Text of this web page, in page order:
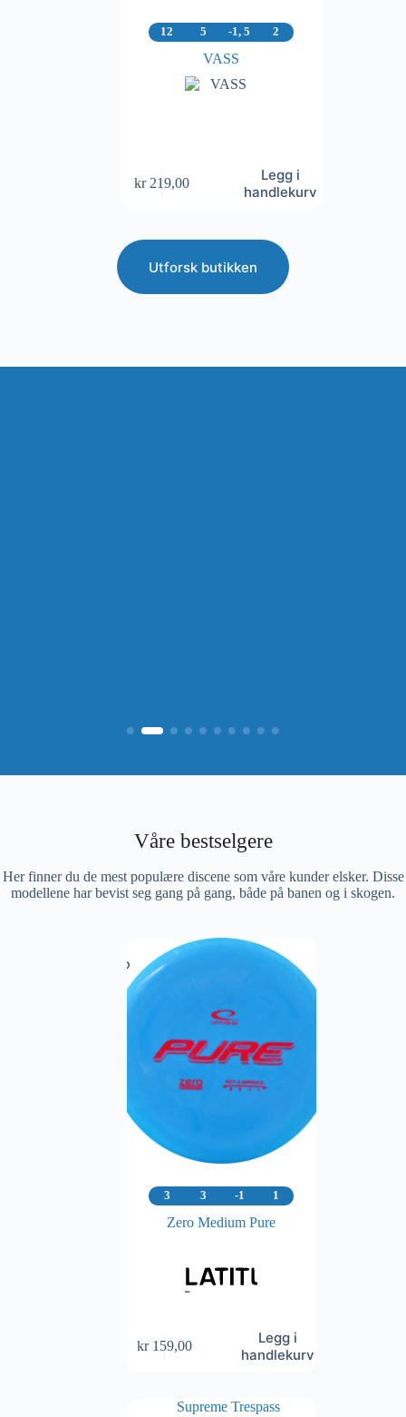
12 5 -1, 5 2
VASS
kr219,00
Legg i
handlekurv
Utforsk butikken
Våre bestselgere
Her finner du de mest populære discene som våre kunder elsker. Disse
modellene har bevist seg gang på gang, både på banen og i skogen.
3 3 -1 1
Zero Medium Pure
kr159,00
Legg i
handlekurv